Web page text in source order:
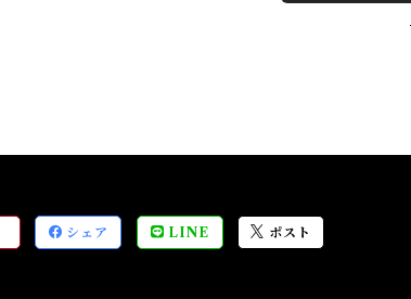
シェア LINE ポスト